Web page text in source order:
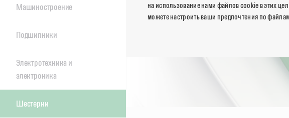
на использование нами файлов cookie в этих
можете настроить ваши предпочтения по
Машиностроение
Подшипники
Электротехника и
электроника
Шестерни